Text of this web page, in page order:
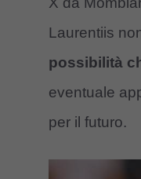
Laurentiis
possibilità
eventuale
per il futuro.